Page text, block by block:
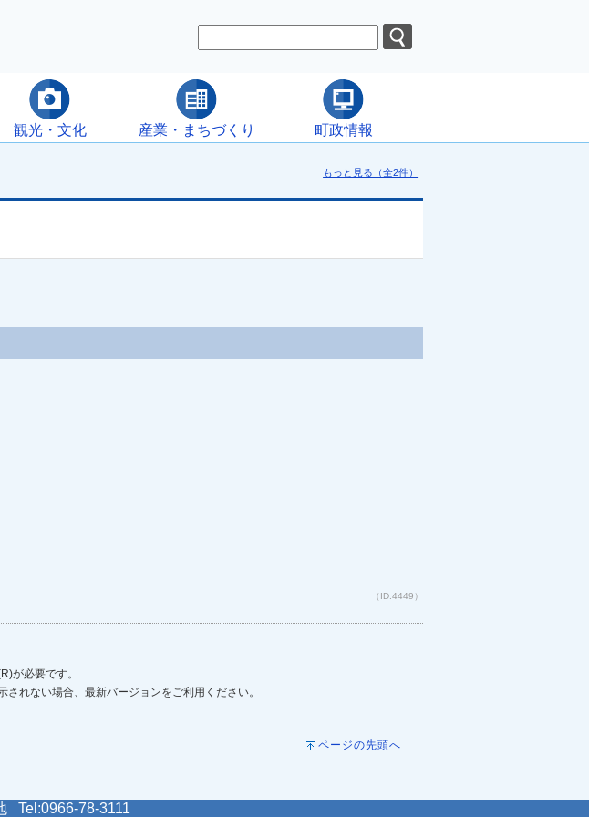
観光・文化 産業・まちづくり 町政情報
もっと見る（全2件）
（ID:4449）
が必要です。
れない場合、最新バージョンをご利用ください。
ページの先頭へ
Tel:0966-78-3111